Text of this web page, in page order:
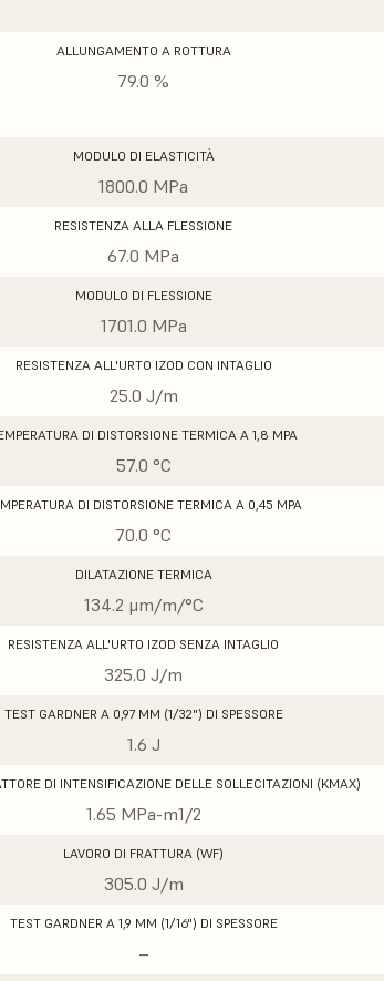
ALLUNGAMENTO A ROTTURA
79.0 %
MODULO DI ELASTICITÀ
1800.0 MPa
RESISTENZA ALLA FLESSIONE
67.0 MPa
MODULO DI FLESSIONE
1701.0 MPa
RESISTENZA ALL'URTO IZOD CON INTAGLIO
25.0 J/m
DI DISTORSIONE TERMICA A 1,8 MPA
57.0 °C
DI DISTORSIONE TERMICA A 0,45 MPA
70.0 °C
DILATAZIONE TERMICA
134.2 μm/m/°C
RESISTENZA ALL'URTO IZOD SENZA INTAGLIO
325.0 J/m
TEST GARDNER A 0,97 MM (1/32") DI SPESSORE
1.6 J
DI INTENSIFICAZIONE DELLE SOLLECITAZIONI (KMAX)
1.65 MPa-m1/2
LAVORO DI FRATTURA (WF)
305.0 J/m
TEST GARDNER A 1,9 MM (1/16") DI SPESSORE
–